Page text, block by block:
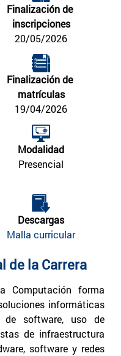
Finalización de
inscripciones
20/05/2026
Finalización de
matrículas
19/04/2026
Modalidad
Presencial
Descargas
Malla curricular
de la Carrera
Computación forma
informáticas
de software, uso de
de infraestructura
software y redes